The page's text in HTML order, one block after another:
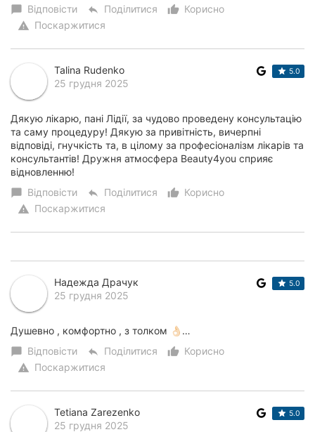
chat_bubble Відповісти reply Поділитися thumb_up_alt
Корисно
warning Поскаржитися
Talina Rudenko
25 грудня 2025
5.0
Дякую лікарю, пані Лідії, за чудово проведену консультацію
та саму процедуру! Дякую за привітність, вичерпні
відповіді, гнучкість та, в цілому за професіоналізм лікарів та
консультантів! Дружня атмосфера Beauty4you сприяє
відновленню!
chat_bubble Відповісти reply Поділитися thumb_up_alt
Корисно
warning Поскаржитися
Надежда Драчук
25 грудня 2025
5.0
Душевно , комфортно , з толком 👌🏻…
chat_bubble Відповісти reply Поділитися thumb_up_alt
Корисно
warning Поскаржитися
Tetiana Zarezenko
25 грудня 2025
5.0